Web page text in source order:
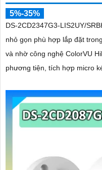
5%-35%
DS-2CD2347G3-LIS2UY/
nhỏ gọn phù hợp lắp đặt
và nhờ công nghệ ColorVU
phương tiện, tích hợp micro